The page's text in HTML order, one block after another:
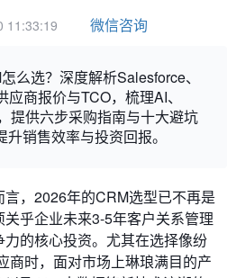
11:33:19 微信咨询
么选？深度解析Salesforce、
商报价与TCO，梳理AI、
提供六步采购指南与十大避坑
销售效率与投资回报。
，2026年的CRM选型已不再是
乎企业未来3-5年客户关系管理
的核心投资。尤其在选择像纷
商时，面对市场上琳琅满目的产